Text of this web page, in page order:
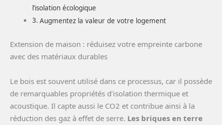
l’isolation écologique
Augmentez la valeur de votre logement
Extension de maison : réduisez votre empreinte carbone
avec des matériaux durables
Le bois est souvent utilisé dans ce processus, car il possède
de remarquables propriétés d’isolation thermique et
acoustique. Il capte aussi le CO2 et contribue ainsi à la
réduction des gaz à effet de serre. Les briques en terre